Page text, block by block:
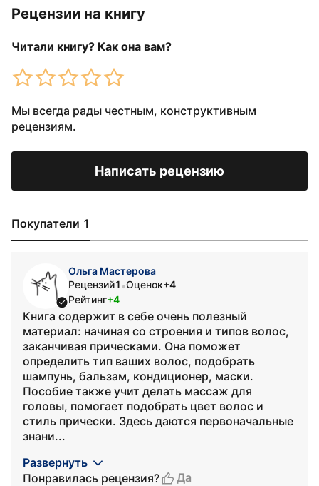
Рецензии на книгу
Читали книгу? Как она вам?
Мы всегда рады честным, конструктивным
рецензиям.
Написать рецензию
Покупатели 1
Ольга Мастерова
Рецензий1 •Оценок+4
Рейтинг+4
Книга содержит в себе очень полезный
материал: начиная со строения и типов волос,
заканчивая прическами. Она поможет
определить тип ваших волос, подобрать
шампунь, бальзам, кондиционер, маски.
Пособие также учит делать массаж для
головы, помогает подобрать цвет волос и
стиль прически. Здесь даются первоначальные
знани...
Развернуть
Понравилась рецензия?
Да